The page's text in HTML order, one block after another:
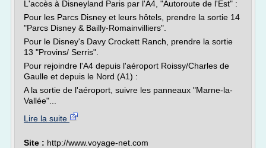
L'accès à Disneyland Paris par l'A4, "Autoroute de l'Est" :
Pour les Parcs Disney et leurs hôtels, prendre la sortie 14
"Parcs Disney & Bailly-Romainvilliers".
Pour le Disney's Davy Crockett Ranch, prendre la sortie
13 "Provins/ Serris".
Pour rejoindre l'A4 depuis l'aéroport Roissy/Charles de
Gaulle et depuis le Nord (A1) :
A la sortie de l'aéroport, suivre les panneaux "Marne-la-
Vallée"...
Lire la suite
Site : http://www.voyage-net.com